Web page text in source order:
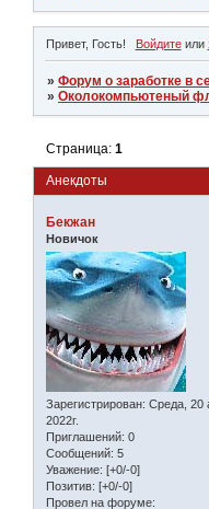
Привет, Гость! Войдитеили
»Форум о заработке в
»Околокомпьютеный
Анекдоты
Страница:1
Бекжан
Новичок
Зарегистрирован: Среда, 20
2022г.
Приглашений: 0
Сообщений: 5
Уважение: [+0/-0]
Позитив: [+0/-0]
Провел на форуме: